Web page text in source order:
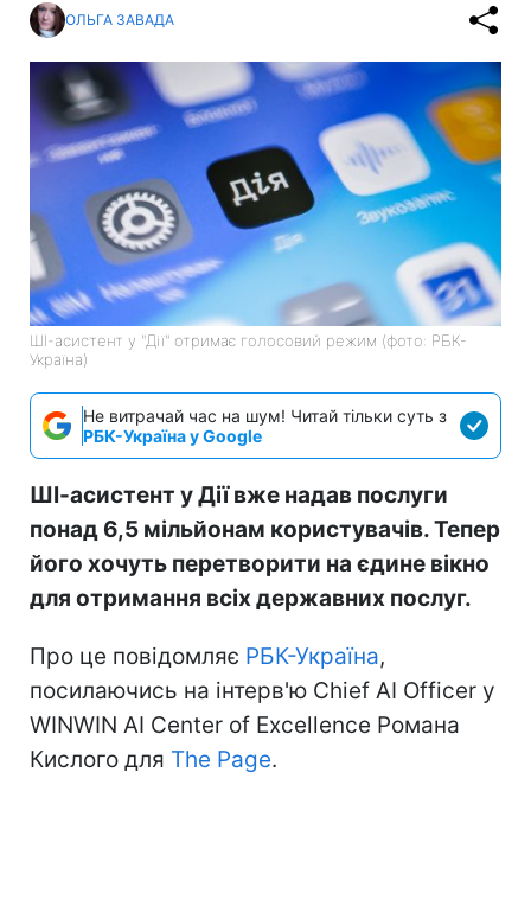
ОЛЬГА ЗАВАДА
ШІ-асистент у "Дії" отримає голосовий режим (фото: РБК-
Україна)
Не витрачай час на шум! Читай тільки суть з
РБК-Україна у Google
ШІ-асистент у Дії вже надав послуги
понад 6,5 мільйонам користувачів. Тепер
його хочуть перетворити на єдине вікно
для отримання всіх державних послуг.
Про це повідомляє РБК-Україна,
посилаючись на інтерв'ю Chief AI Officer у
WINWIN AI Center of Excellence Романа
Кислого для The Page.